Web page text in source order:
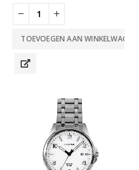
TOEVOEGEN AAN WINKELWAGEN